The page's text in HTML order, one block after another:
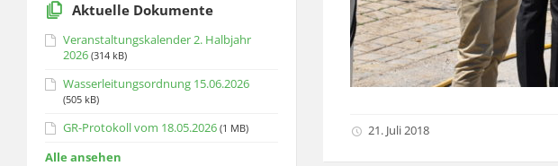
21. Juli 2018
Aktuelle Dokumente
Veranstaltungskalender 2. Halbjahr
2026 (314 kB)
Wasserleitungsordnung 15.06.2026
(505 kB)
GR-Protokoll vom 18.05.2026 (1 MB)
Alle ansehen